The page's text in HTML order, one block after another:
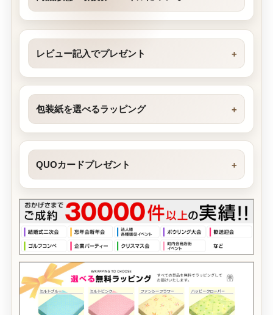
レビュー記入でプレゼント
包装紙を選べるラッピング
QUOカードプレゼント